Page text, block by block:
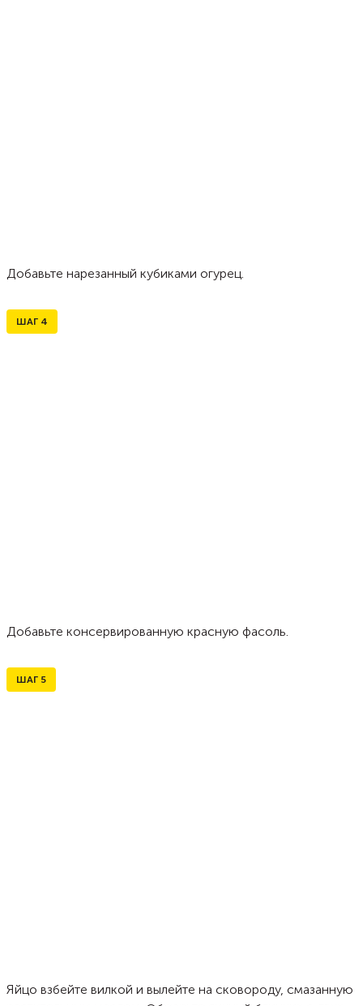
Добавьте нарезанный кубиками огурец.
ШАГ 4
Добавьте консервированную красную фасоль.
ШАГ 5
Яйцо взбейте вилкой и вылейте на сковороду, смазанную